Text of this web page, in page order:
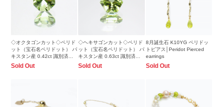
◇オクタゴンカット◇ペリド
ット（宝石名ペリドット） パ
キスタン産 0.42ct 識別済
4.1×4mm前後
Sold Out
◇ヘキサゴンカット◇ペリド
ット（宝石名ペリドット） パ
キスタン産 0.63ct 識別済
4.9×4.9mm前後
Sold Out
8月誕生石 K10YG ペリドッ
トピアス│Peridot Pierced
earrings
Sold Out